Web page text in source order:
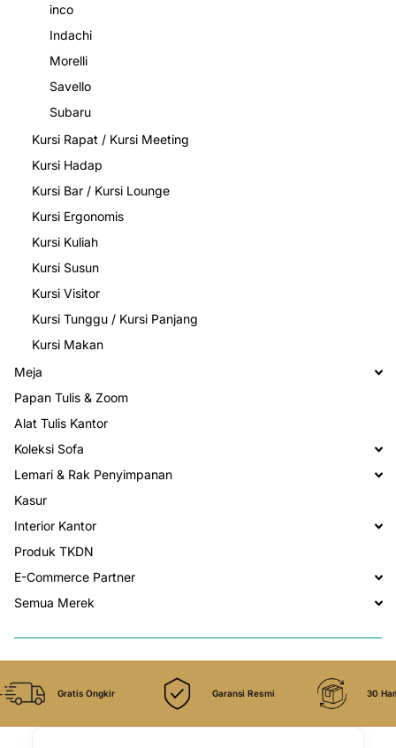
inco
Indachi
Morelli
Savello
Subaru
Kursi Rapat / Kursi Meeting
Kursi Hadap
Kursi Bar / Kursi Lounge
Kursi Ergonomis
Kursi Kuliah
Kursi Susun
Kursi Visitor
Kursi Tunggu / Kursi Panjang
Kursi Makan
Meja
Papan Tulis & Zoom
Alat Tulis Kantor
Koleksi Sofa
Lemari & Rak Penyimpanan
Kasur
Interior Kantor
Produk TKDN
E-Commerce Partner
Semua Merek
Gratis Ongkir Garansi Resmi 30